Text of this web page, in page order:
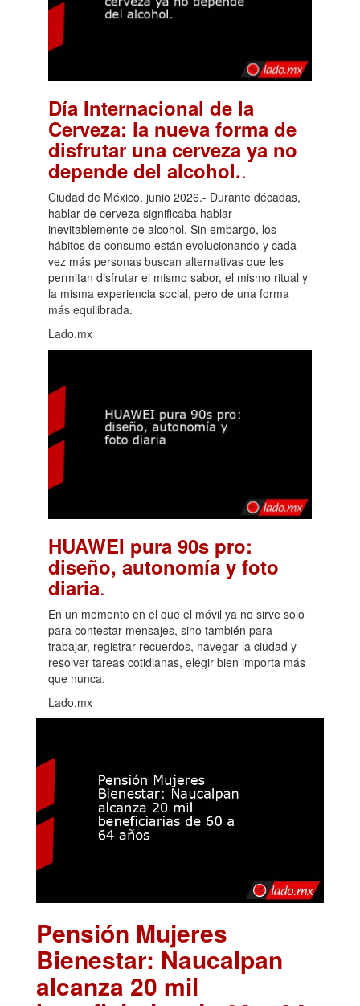
Día Internacional de la
Cerveza: la nueva forma de
disfrutar una cerveza ya no
depende del alcohol..
Ciudad de México, junio 2026.- Durante décadas,
hablar de cerveza significaba hablar
inevitablemente de alcohol. Sin embargo, los
hábitos de consumo están evolucionando y cada
vez más personas buscan alternativas que les
permitan disfrutar el mismo sabor, el mismo ritual y
la misma experiencia social, pero de una forma
más equilibrada.
Lado.mx
HUAWEI pura 90s pro:
diseño, autonomía y foto
diaria.
En un momento en el que el móvil ya no sirve solo
para contestar mensajes, sino también para
trabajar, registrar recuerdos, navegar la ciudad y
resolver tareas cotidianas, elegir bien importa más
que nunca.
Lado.mx
Pensión Mujeres
Bienestar: Naucalpan
alcanza 20 mil